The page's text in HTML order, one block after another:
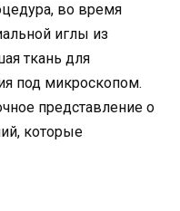
во время
иглы из
ткань для
под микроскопом.
представление о
которые